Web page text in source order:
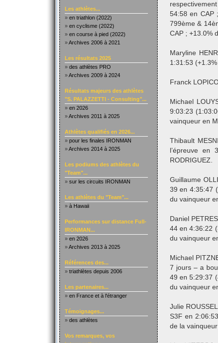
Les athlètes...
» en triathlon (2022)
» en cyclisme (2022)
» en course à pied (2022)
»Archives 2006 à 2021
Les résultats 2025
» des athlètes PRO
»Archives 2009 à 2024
Résultats majeurs des athlètes
"S. PALAZZETTI - Consulting"...
» en 2026
»Archives 2011 à 2025
Athlètes qualifiés en 2026...
» pour les finales IRONMAN
»Archives 2014 à 2025
Les podiums des athlètes du
"Team"...
» sur les circuits IRONMAN
Les athlètes du "Team"...
» à Hawaii
Performances sur distance Full-
IRONMAN...
» en 2026
»Archives 2013 à 2025
Références des...
» triathlètes depuis 2006
Les partenaires...
» en France et à l'étranger
Témoignages...
» des athlètes
Vos remarques, vos
54:58 en CAP
799ème &
CAP ; +13.0%
Maryline
1:31:53
Franck
Michael
9:03:23
vainqueur en
Thibault
l’épreuve en
RODRIGUEZ.
Guillaume
39 en 4:35:47
du vainqueur
Daniel
44 en 4:36:22
du vainqueur
Michael
7 jours – a
49 en 5:29:37
du vainqueur
Julie
S3F en
de la